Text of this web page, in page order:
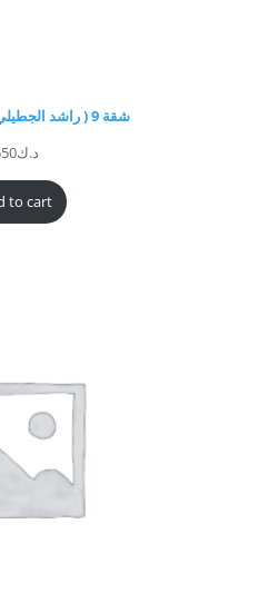
شقة 9 ( راشد الجطيلي ) الشعب الأولى
د.ك
to cart